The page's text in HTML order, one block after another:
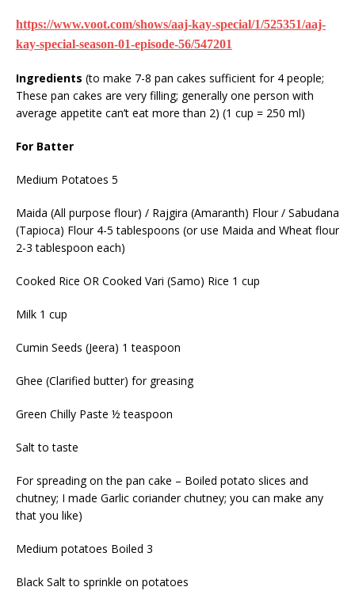
https://www.voot.com/shows/aaj-kay-special/1/525351/aaj-
kay-special-season-01-episode-56/547201
Ingredients (to make 7-8 pan cakes sufficient for 4 people;
These pan cakes are very filling; generally one person with
average appetite can’t eat more than 2) (1 cup = 250 ml)
For Batter
Medium Potatoes 5
Maida (All purpose flour) / Rajgira (Amaranth) Flour / Sabudana
(Tapioca) Flour 4-5 tablespoons (or use Maida and Wheat flour
2-3 tablespoon each)
Cooked Rice OR Cooked Vari (Samo) Rice 1 cup
Milk 1 cup
Cumin Seeds (Jeera) 1 teaspoon
Ghee (Clarified butter) for greasing
Green Chilly Paste ½ teaspoon
Salt to taste
For spreading on the pan cake – Boiled potato slices and
chutney; I made Garlic coriander chutney; you can make any
that you like)
Medium potatoes Boiled 3
Black Salt to sprinkle on potatoes